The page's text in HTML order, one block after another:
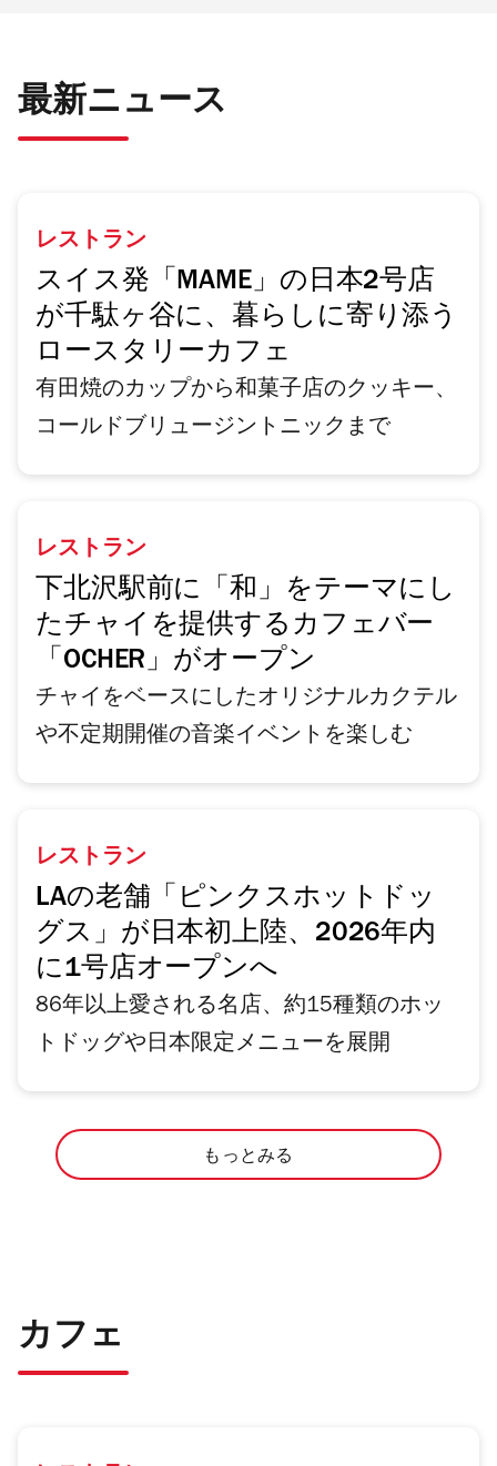
最新ニュース
レストラン
スイス発「MAME」の日本2号店
が千駄ヶ谷に、暮らしに寄り添う
ロースタリーカフェ
有田焼のカップから和菓子店のクッキー、
コールドブリュージントニックまで
レストラン
下北沢駅前に「和」をテーマにし
たチャイを提供するカフェバー
「OCHER」がオープン
チャイをベースにしたオリジナルカクテル
や不定期開催の音楽イベントを楽しむ
レストラン
LAの老舗「ピンクスホットドッ
グス」が日本初上陸、2026年内
に1号店オープンへ
86年以上愛される名店、約15種類のホッ
トドッグや日本限定メニューを展開
もっとみる
カフェ